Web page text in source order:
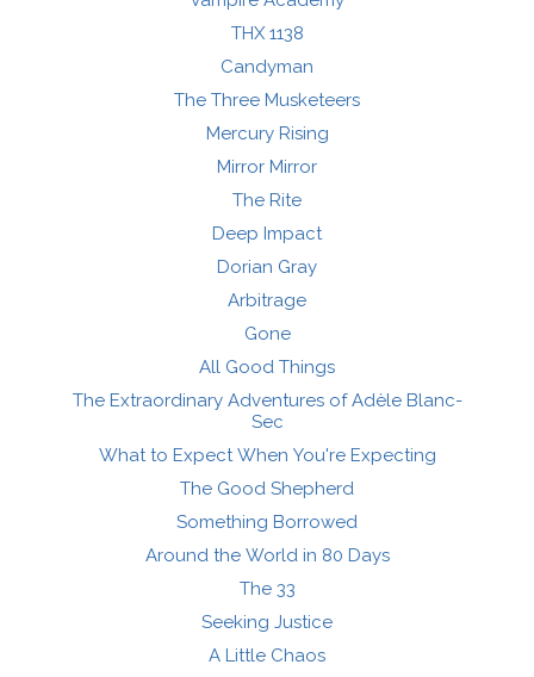
THX 1138
Candyman
The Three Musketeers
Mercury Rising
Mirror Mirror
The Rite
Deep Impact
Dorian Gray
Arbitrage
Gone
All Good Things
The Extraordinary Adventures of Adèle Blanc-
Sec
What to Expect When You're Expecting
The Good Shepherd
Something Borrowed
Around the World in 80 Days
The 33
Seeking Justice
A Little Chaos